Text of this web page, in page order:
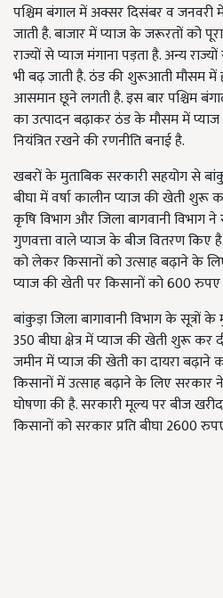
पश्चिम बंगाल में अक्सर दिसंबर व जनवरी
जाती है. बाजार में प्याज के जरूरतों को
राज्यों से प्याज मंगाना पड़ता है. अन्य
भी बढ़ जाती है. ठंड की शुरूआती मौसम में
आसमान छूने लगती है. इस बार पश्चिम
का उत्पादन बढ़ाकर ठंड के मौसम में
नियंत्रित रखने की रणनीति बनाई है.
खबरों के मुताबिक सरकारी सहयोग से
बीघा में वर्षा कालीन प्याज की खेती शुरू
कृषि विभाग और जिला बागवानी विभाग
गुणवत्ता वाले प्याज के बीज वितरण किए
को लेकर किसानों को उत्साह बढ़ाने के
प्याज की खेती पर किसानों को 600
बांकुड़ा जिला बागावानी विभाग के सूत्रों
350 बीघा क्षेत्र में प्याज की खेती शुरू कर
जमीन में प्याज की खेती का दायरा बढ़ाने
किसानों में उत्साह बढ़ाने के लिए सरकार
घोषणा की है. सरकारी मूल्य पर बीज
किसानों को सरकार प्रति बीघा 2600